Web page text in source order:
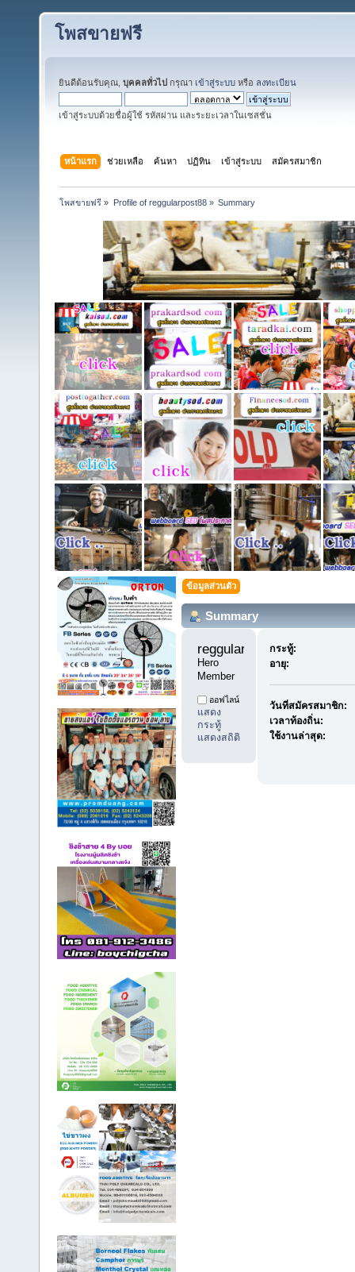
โพสขายฟรี
ยินดีต้อนรับคุณ, บุคคลทั่วไป กรุณา เข้าสู่ระบบ หรือ ลงทะเบียน
เข้าสู่ระบบด้วยชื่อผู้ใช้ รหัสผ่าน และระยะเวลาในเซสชั่น
หน้าแรก ช่วยเหลือ ค้นหา ปฏิทิน เข้าสู่ระบบ สมัครสมาชิก
โพสขายฟรี » Profile of reggularpost88» Summary
ข้อมูลส่วนตัว
Summary
reggularpost88
Hero
Member
ออฟไลน์
แสดง
กระทู้
แสดงสถิติ
กระทู้:
อายุ:
วันที่สมัครสมาชิก:
เวลาท้องถิ่น:
ใช้งานล่าสุด: